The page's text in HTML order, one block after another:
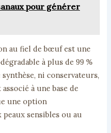
pour générer
au fiel de bœuf est une
à plus de 99 %
ni conservateurs,
à une base de
une option
sensibles ou au